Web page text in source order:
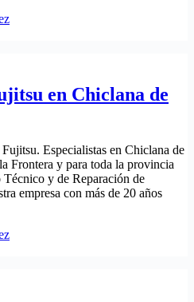
en Chiclana de
Especialistas en Chiclana de
Frontera y para toda la provincia
y de Reparación de
empresa con más de 20 años